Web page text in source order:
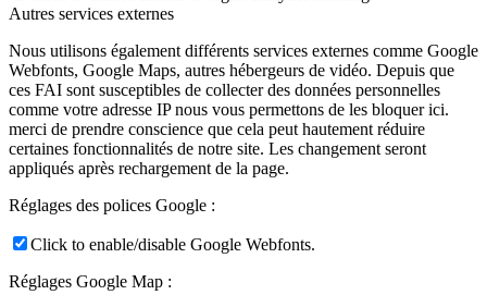
Autres services externes
Nous utilisons également différents services externes comme Google
Webfonts, Google Maps, autres hébergeurs de vidéo. Depuis que
ces FAI sont susceptibles de collecter des données personnelles
comme votre adresse IP nous vous permettons de les bloquer ici.
merci de prendre conscience que cela peut hautement réduire
certaines fonctionnalités de notre site. Les changement seront
appliqués après rechargement de la page.
Réglages des polices Google :
Click to enable/disable Google Webfonts.
Réglages Google Map :